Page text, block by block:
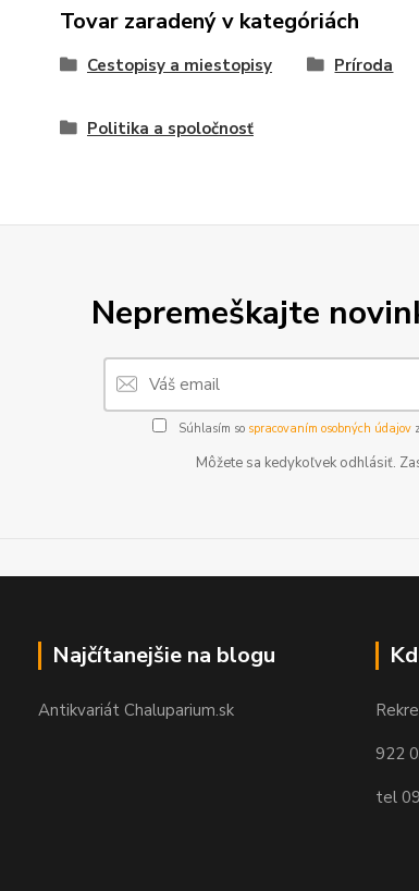
Tovar zaradený v kategóriách
Cestopisy a miestopisy Príroda
Politika a spoločnosť
Nepremeškajte
Súhlasím so spracovaním osobných údajov
Môžete sa kedykoľvek odhlásiť.
Najčítanejšie na blogu
Antikvariát Chaluparium.sk
922
tel